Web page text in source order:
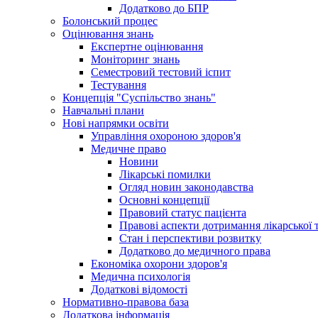
Додатково до БПР
Болонський процес
Оцінювання знань
Експертне оцінювання
Моніторинг знань
Семестровий тестовий іспит
Тестування
Концепція "Суспільство знань"
Навчальні плани
Нові напрямки освіти
Управління охороною здоров'я
Медичне право
Новини
Лікарські помилки
Огляд новин законодавства
Основні концепції
Правовий статус пацієнта
Правові аспекти дотримання лікарської
Стан і перспективи розвитку
Додатково до медичного права
Економіка охорони здоров'я
Медична психологія
Додаткові відомості
Нормативно-правова база
Додаткова інформація